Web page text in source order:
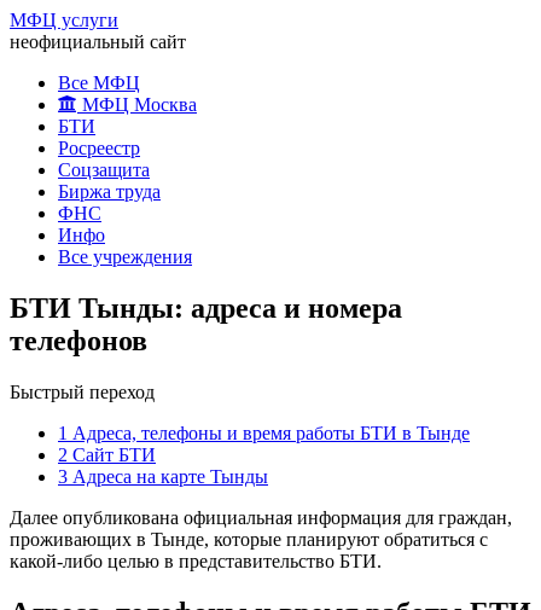
МФЦ услуги
неофициальный сайт
Все МФЦ
МФЦ Москва
БТИ
Росреестр
Соцзащита
Биржа труда
ФНС
Инфо
Все учреждения
БТИ Тынды: адреса и номера
телефонов
Быстрый переход
1 Адреса, телефоны и время работы БТИ в Тынде
2 Сайт БТИ
3 Адреса на карте Тынды
Далее опубликована официальная информация для граждан,
проживающих в Тынде, которые планируют обратиться с
какой-либо целью в представительство БТИ.